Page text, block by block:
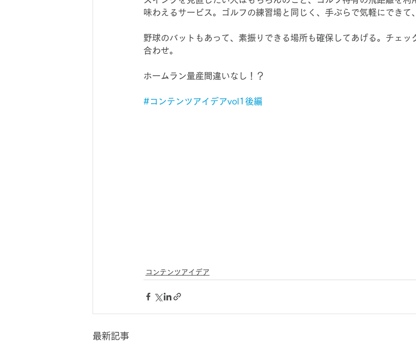
味わえるサービス。ゴルフの練習場と同じく、手ぶらで気軽にできて
野球のバットもあって、素振りできる場所も確保してあげる。チェッ
合わせ。
ホームラン量産間違いなし！？
#コンテンツアイデアvol1後編
コンテンツアイデア
最新記事